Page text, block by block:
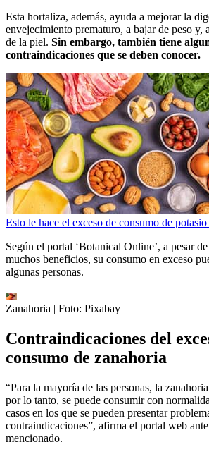
Esta hortaliza, además, ayuda a mejorar la
envejecimiento prematuro, a bajar de peso y,
de la piel. Sin embargo, también tiene
contraindicaciones que se deben conocer.
Esto le hace el exceso de consumo de
Según el portal ‘Botanical Online’, a pesar
muchos beneficios, su consumo en exceso
algunas personas.
Zanahoria | Foto: Pixabay
Contraindicaciones del
consumo de zanahoria
“Para la mayoría de las personas, la
por lo tanto, se puede consumir con
casos en los que se pueden presentar
contraindicaciones”, afirma el portal web
mencionado.